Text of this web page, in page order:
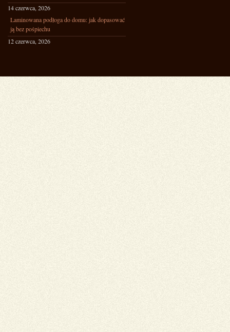
14 czerwca, 2026
Laminowana podłoga do domu: jak dopasować
ją bez pośpiechu
12 czerwca, 2026